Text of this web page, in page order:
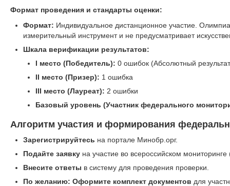
Формат проведения и стандарты оценки:
Формат: Индивидуальное дистанционное участие.
измерительный инструмент и не предусматривает
Шкала верификации результатов:
I место (Победитель): 0 ошибок (Абсолютный
II место (Призер): 1 ошибка
III место (Лауреат): 2 ошибки
Базовый уровень (Участник федерального
Алгоритм участия и формирования
Зарегистрируйтесь на портале Минобр.орг.
Подайте заявкуна участие во всероссийском
Внесите ответы в систему для проведения проверки.
По желанию: Оформите комплект документов для